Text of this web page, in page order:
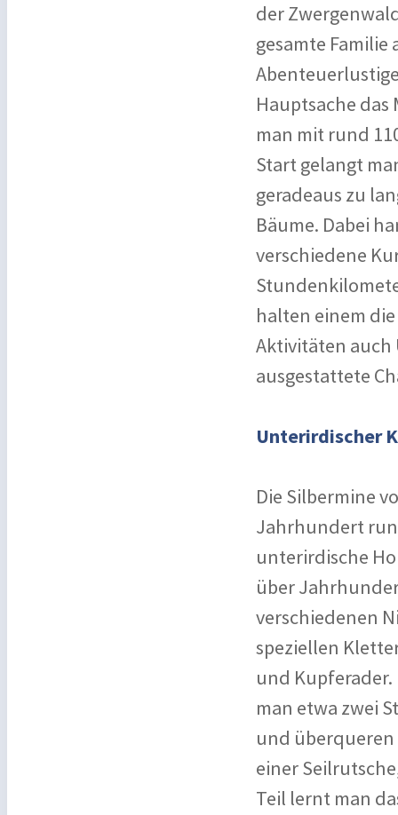
der
gesamte Familie
Hauptsache das
man mit rund
Start gelangt
geradeaus zu
Bäume. Dabei
verschiedene
halten einem
Aktivitäten auch
ausgestattete
Unterirdischer
Die Silbermine
Jahrhundert
unterirdische
über
verschiedenen
speziellen
und
man etwa zwei
und überqueren
einer
Teil lernt man